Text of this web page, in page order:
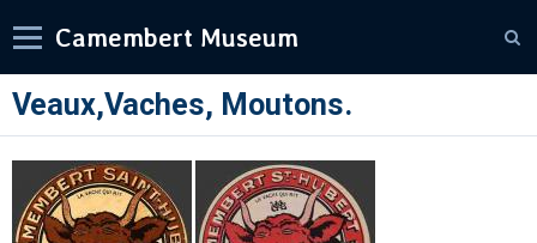
Camembert Museum
Veaux,Vaches, Moutons.